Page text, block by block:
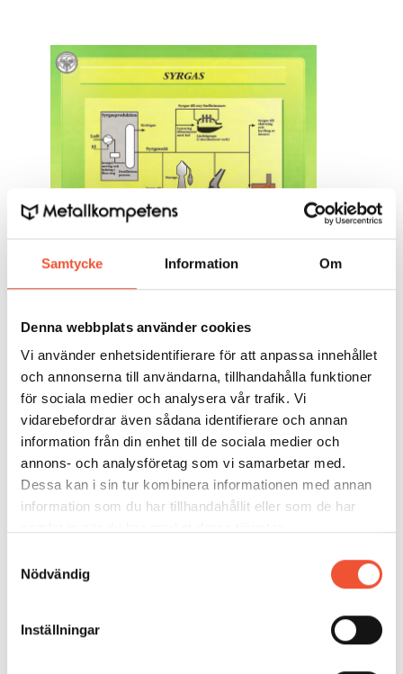
Samtycke Information Om
Denna webbplats använder cookies
Vi använder enhetsidentifierare för att anpassa innehållet
och annonserna till användarna, tillhandahålla funktioner
för sociala medier och analysera vår trafik. Vi
vidarebefordrar även sådana identifierare och annan
information från din enhet till de sociala medier och
annons- och analysföretag som vi samarbetar med.
Dessa kan i sin tur kombinera informationen med annan
information som du har tillhandahållit eller som de har
Nödvändig
Inställningar
Figur 37.
6.3.3 Produktion
Luft består av 78 % kväve, 21 % syre och 1 % argon.
Ren syrgas (99,9 % renhet) produceras från det syre
som finns i luften genom att komprimera, kyla och
expandera luften i flera steg. När tillräckligt låg
temperatur har uppnåtts, cirka -200°C, är luften
flytande, och de olika gaserna kväve, syre och argon
kan skiljas från varandra genom att de kokar vid olika
temperaturer. För produktion av syrgas åtgår
elenergi, cirka 0,5 kWh per normalkubikmeter.
6.3.4 Användning av syrgas
mängderna syrgas i LD-konvertern för att färska
råjärn till råstål genom att förbränna kolet i råjärnet.